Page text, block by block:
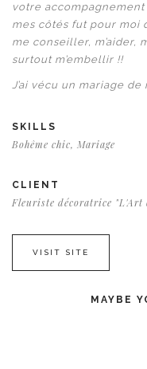
votre
mes côtés fut pour moi
me conseiller, m’aider,
surtout m’embellir !!
J’ai vécu un mariage
SKILLS
Bohême chic, Mariage
CLIENT
Fleuriste décoratrice "L'Art
VISIT SITE
MAYBE